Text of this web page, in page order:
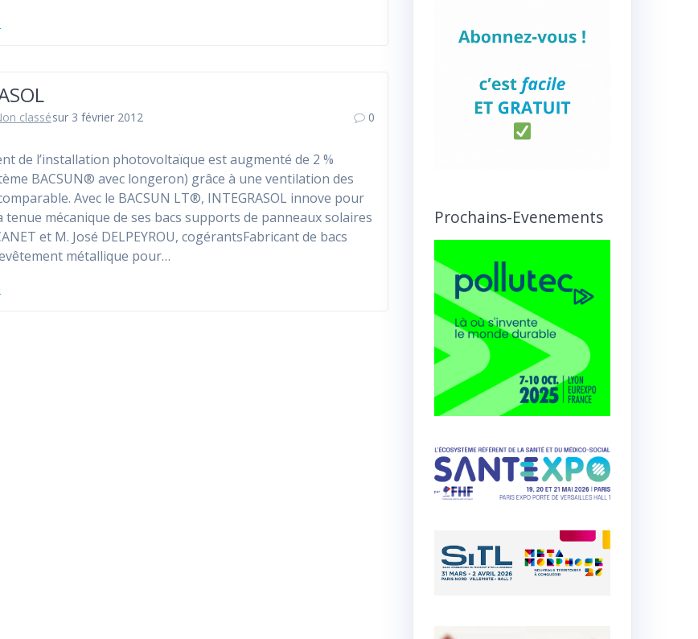
classésur 3 février 2012 0
de l’installation photovoltaïque est augmenté de 2 %
BACSUN® avec longeron) grâce à une ventilation des
Avec le BACSUN LT®, INTEGRASOL innove pour
tenue mécanique de ses bacs supports de panneaux solaires
et M. José DELPEYROU, cogérantsFabricant de bacs
métallique pour…
Prochains-Evenements